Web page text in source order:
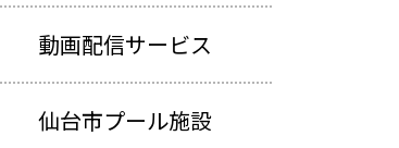
動画配信サービス
仙台市プール施設